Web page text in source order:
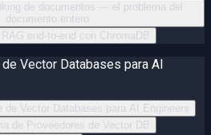
de documentos — el problema del
documento entero
end-to-end con ChromaDB
Vector Databases para AI
de Vector Databases para AI Engineers
de Proveedores de Vector DB